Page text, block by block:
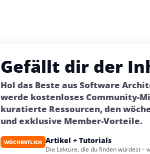
Gefällt dir der
Hol das Beste aus Software
werde kostenloses Community-
kuratierte Ressourcen, den
und exklusive Member-Vorteile.
WÖCHENTLICH Artikel + Tutorials
Die Lektüre, die du finden würdest –